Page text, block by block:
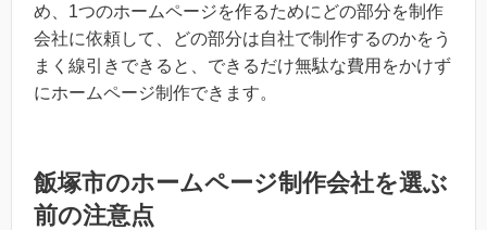
め、1つのホームページを作るためにどの部分を制作
会社に依頼して、どの部分は自社で制作するのかをう
まく線引きできると、できるだけ無駄な費用をかけず
にホームページ制作できます。
飯塚市のホームページ制作会社を選ぶ
前の注意点